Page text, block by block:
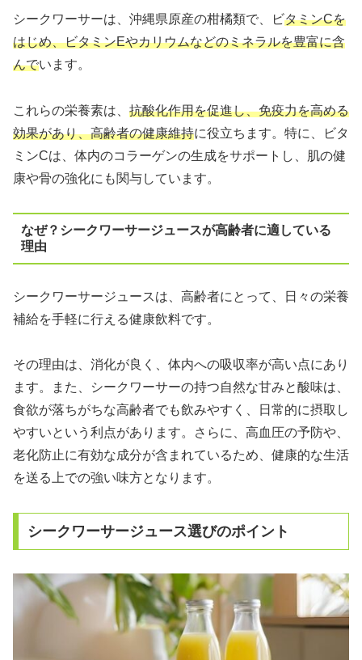
シークワーサーは、沖縄県原産の柑橘類で、ビタミンCを
はじめ、ビタミンEやカリウムなどのミネラルを豊富に含
んでいます。
これらの栄養素は、 抗酸化作用を促進し、免疫力を高める
効果があり、高齢者の健康維持に役立ちます。特に、ビタ
ミンCは、体内のコラーゲンの生成をサポートし、肌の健
康や骨の強化にも関与しています。
なぜ？シークワーサージュースが高齢者に適している
理由
シークワーサージュースは、高齢者にとって、日々の栄養
補給を手軽に行える健康飲料です。
その理由は、消化が良く、体内への吸収率が高い点にあり
ます。また、シークワーサーの持つ自然な甘みと酸味は、
食欲が落ちがちな高齢者でも飲みやすく、日常的に摂取し
やすいという利点があります。さらに、高血圧の予防や、
老化防止に有効な成分が含まれているため、健康的な生活
を送る上での強い味方となります。
シークワーサージュース選びのポイント